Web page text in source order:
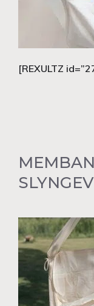
[REXULTZ